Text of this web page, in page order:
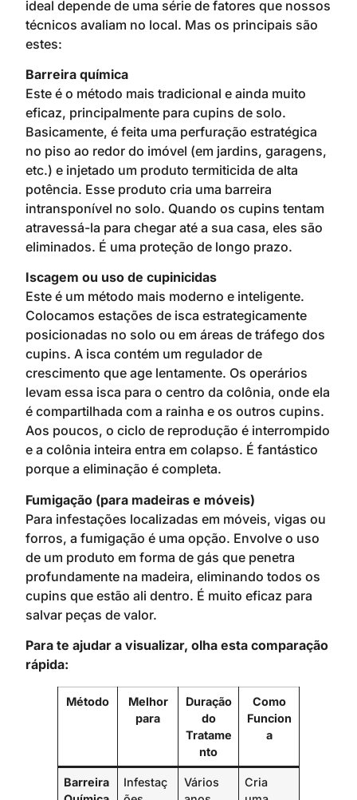
ideal depende de uma série de fatores que nossos
técnicos avaliam no local. Mas os principais são
estes:
Barreira química
Este é o método mais tradicional e ainda muito
eficaz, principalmente para cupins de solo.
Basicamente, é feita uma perfuração estratégica
no piso ao redor do imóvel (em jardins, garagens,
etc.) e injetado um produto termiticida de alta
potência. Esse produto cria uma barreira
intransponível no solo. Quando os cupins tentam
atravessá-la para chegar até a sua casa, eles são
eliminados. É uma proteção de longo prazo.
Iscagem ou uso de cupinicidas
Este é um método mais moderno e inteligente.
Colocamos estações de isca estrategicamente
posicionadas no solo ou em áreas de tráfego dos
cupins. A isca contém um regulador de
crescimento que age lentamente. Os operários
levam essa isca para o centro da colônia, onde ela
é compartilhada com a rainha e os outros cupins.
Aos poucos, o ciclo de reprodução é interrompido
e a colônia inteira entra em colapso. É fantástico
porque a eliminação é completa.
Fumigação (para madeiras e móveis)
Para infestações localizadas em móveis, vigas ou
forros, a fumigação é uma opção. Envolve o uso
de um produto em forma de gás que penetra
profundamente na madeira, eliminando todos os
cupins que estão ali dentro. É muito eficaz para
salvar peças de valor.
Para te ajudar a visualizar, olha esta comparação
rápida:
Método
Melhor
para
Duração
do
Tratame
nto
Como
Funcion
a
Barreira
Infestaç
Vários
Cria